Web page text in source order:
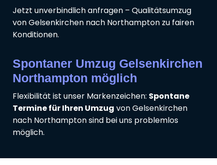
Jetzt unverbindlich anfragen – Qualitätsumzug
von Gelsenkirchen nach Northampton zu fairen
Konditionen.
Spontaner Umzug Gelsenkirchen
Northampton möglich
Flexibilität ist unser Markenzeichen: Spontane
Termine für Ihren Umzug von Gelsenkirchen
nach Northampton sind bei uns problemlos
möglich.